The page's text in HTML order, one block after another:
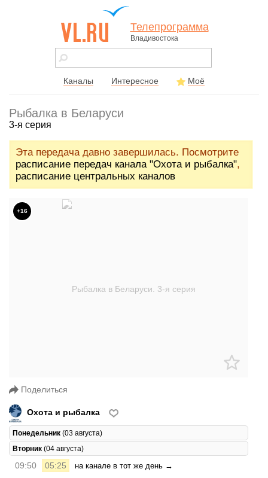
vl.ru - сайт
города
Телепрограмма
Владивостока
Каналы Интересное Моё
Рыбалка в Беларуси
3-я серия
Эта передача давно завершилась. Посмотрите
расписание передач канала "Охота и рыбалка",
расписание центральных каналов
+16
Поделиться
Охота и рыбалка
Понедельник (03 августа)
Вторник (04 августа)
09:50 05:25 на канале в тот же день →